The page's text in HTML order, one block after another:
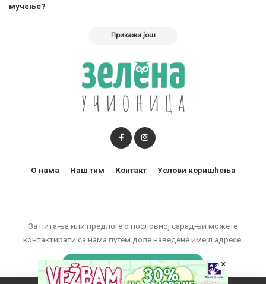
мучење?
Прикажи још
За питања или предлоге о пословној сарадњи можете
контактирати са нама путем доле наведене имејл адресе:
marketing@zelenaucionica.com
О нама Наш тим Контакт Услови коришћења
×